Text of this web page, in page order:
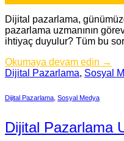
Dijital pazarlama,
pazarlama uzmanının
ihtiyaç duyulur? Tüm bu
Okumaya devam edin →
Dijital Pazarlama, Sosyal
Dijital Pazarlama Sosyal Medya
Dijital Pazarlama